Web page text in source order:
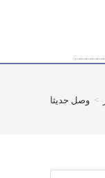
> وصل حديثا